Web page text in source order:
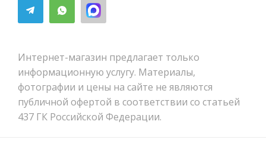
Интернет-магазин предлагает только
информационную услугу. Материалы,
фотографии и цены на сайте не являются
публичной офертой в соответствии со статьей
437 ГК Российской Федерации.